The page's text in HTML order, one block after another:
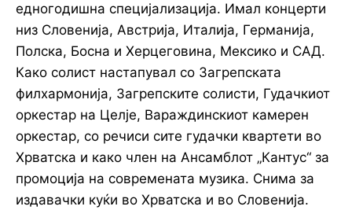
едногодишна специјализација. Имал концерти
низ Словенија, Австрија, Италија, Германија,
Полска, Босна и Херцеговина, Мексико и САД.
Како солист настапувал со Загрепската
филхармонија, Загрепските солисти, Гудачкиот
оркестар на Целје, Вараждинскиот камерен
оркестар, со речиси сите гудачки квартети во
Хрватска и како член на Ансамблот „Кантус“ за
промоција на современата музика. Снима за
издавачки куќи во Хрватска и во Словенија.